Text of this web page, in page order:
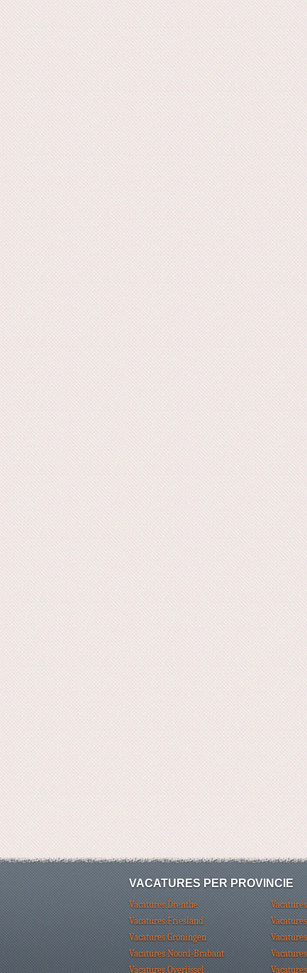
VACATURES PER PROVINCIE
Vacatures Drenthe
Vacatures Friesland
Vacatures Groningen
Vacatures Noord-Brabant
Vacatures Overijssel